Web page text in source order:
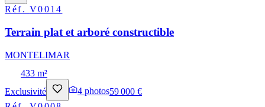
Réf.V0014
Terrain plat et arboré constructible
MONTELIMAR
433 m²
Exclusivité
4 photos59 000 €